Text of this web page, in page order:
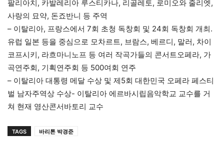
팔리아치, 카발레리아 루스티카나, 리골레토, 로미오와 줄리엣,
사랑의 묘약, 돈죠반니 등 주역
– 이탈리아, 프랑스에서 7회 초청 독창회 및 24회 독창회 개최.
유럽 일본 등을 중심으로 모차르트, 브람스, 베르디, 말러, 차이
코프시키, 라흐마니노프 등 여러 작곡가들의 콘서트오페라, 가
곡연주회, 기획연주회 등 500여회 연주
– 이탈리아 대통령 메달 수상 및 제5회 대한민국 오페라 페스티
벌 남자주역상 수상- 이탈리아 에르바시립음악학교 교수를 거
쳐 현재 영산콘서바토리 교수
TAGS 바리톤 박경준